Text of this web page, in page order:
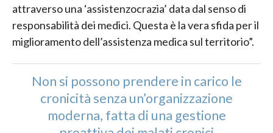
attraverso una ‘assistenzocrazia’ data dal senso di
responsabilità dei medici. Questa è la vera sfida per il
miglioramento dell’assistenza medica sul territorio”.
Non si possono prendere in carico le
cronicità senza un’organizzazione
moderna, fatta di una gestione